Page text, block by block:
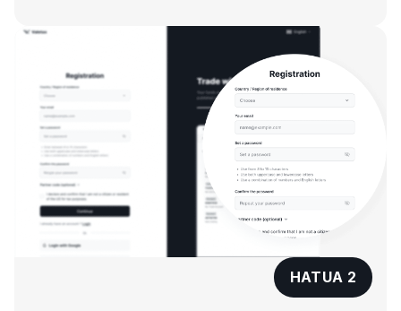
HATUA 2